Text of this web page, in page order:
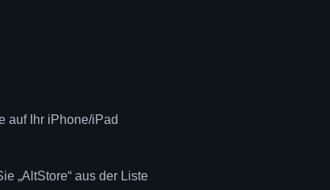
auf Ihr iPhone/iPad
„AltStore“ aus der Liste